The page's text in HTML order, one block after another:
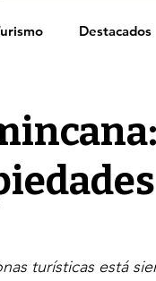
Destacados
turísticas está